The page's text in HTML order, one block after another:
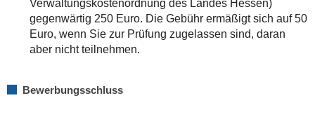
Verwaltungskostenordnung des Landes Hessen)
gegenwärtig 250 Euro. Die Gebühr ermäßigt sich auf 50
Euro, wenn Sie zur Prüfung zugelassen sind, daran
aber nicht teilnehmen.
Bewerbungsschluss